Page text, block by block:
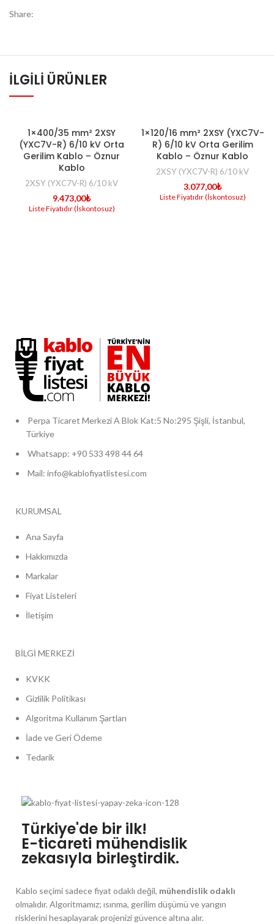
Share:
İLGILI ÜRÜNLER
1×400/35 mm² 2XSY
(YXC7V-R) 6/10 kV Orta
Gerilim Kablo – Öznur
Kablo
2XSY (YXC7V-R) 6/10 kV
9.473,00₺
1×120/16 mm² 2XSY (YXC7V-
R) 6/10 kV Orta Gerilim
Kablo – Öznur Kablo
2XSY (YXC7V-R) 6/10 kV
3.077,00₺
Perpa Ticaret Merkezi A Blok Kat:5 No:295 Şişli, İstanbul,
Türkiye
Whatsapp: +90 533 498 44 64
Mail: info@kablofiyatlistesi.com
KURUMSAL
Ana Sayfa
Hakkımızda
Markalar
Fiyat Listeleri
İletişim
BİLGİ MERKEZİ
KVKK
Gizlilik Politikası
Algoritma Kullanım Şartları
İade ve Geri Ödeme
Tedarik
Türkiye'de bir ilk!
E-ticareti mühendislik
zekasıyla birleştirdik.
Kablo seçimi sadece fiyat odaklı değil, mühendislik odaklı
olmalıdır. Algoritmamız; ısınma, gerilim düşümü ve yangın
risklerini hesaplayarak projenizi güvence altına alır.